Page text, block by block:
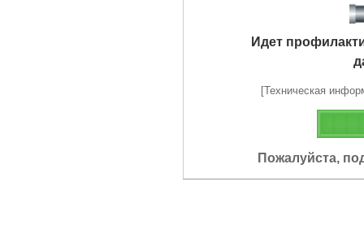
Идет
[Техническая
Пожалуйста,